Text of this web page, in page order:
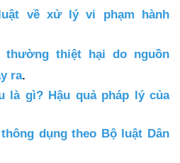
về xử lý vi phạm hành
thường thiệt hại do nguồn
ra.
là gì? Hậu quả pháp lý của
dụng theo Bộ luật Dân